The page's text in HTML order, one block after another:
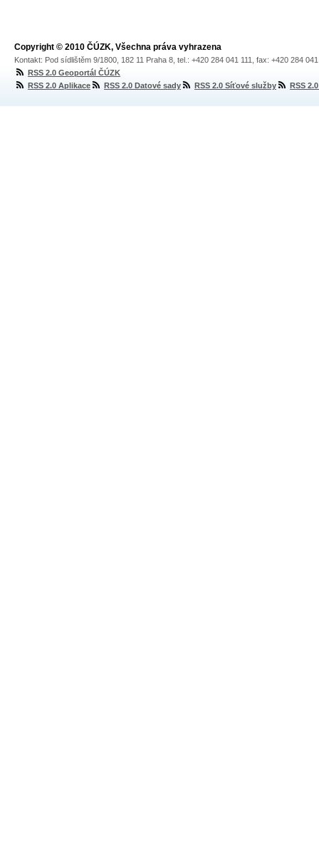
Copyright © 2010 ČÚZK, Všechna práva vyhrazena
Kontakt: Pod sídlištěm 9/1800, 182 11 Praha 8, tel.: +420 284 041 111, fax: +420 284
RSS 2.0 Geoportál ČÚZK
RSS 2.0 Aplikace
RSS 2.0 Datové sady RSS 2.0 Síťové služby RSS